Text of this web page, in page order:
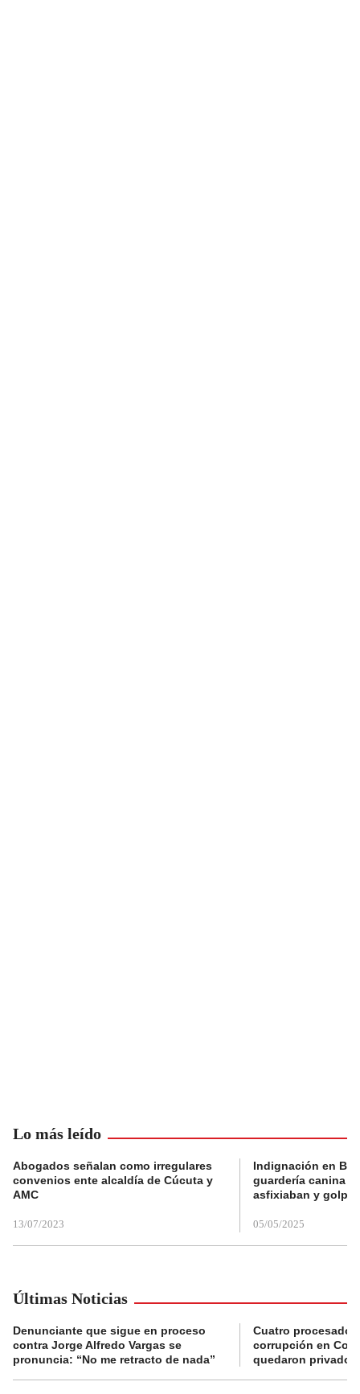
Lo más leído
Abogados señalan como irregulares
convenios ente alcaldía de Cúcuta y
AMC
13/07/2023
Indignación en
guardería canina
asfixiaban y
05/05/2025
Últimas Noticias
Denunciante que sigue en proceso
contra Jorge Alfredo Vargas se
pronuncia: “No me retracto de nada”
Cuatro
corrupción en
quedaron